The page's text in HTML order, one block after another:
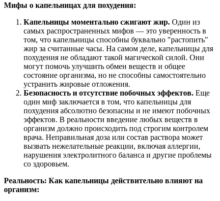
Мифы о капельницах для похудения:
Капельницы моментально сжигают жир. Один из
самых распространенных мифов — это уверенность в
том, что капельницы способны буквально "растопить"
жир за считанные часы. На самом деле, капельницы для
похудения не обладают такой магической силой. Они
могут помочь улучшить обмен веществ и общее
состояние организма, но не способны самостоятельно
устранить жировые отложения.
Безопасность и отсутствие побочных эффектов. Еще
один миф заключается в том, что капельницы для
похудения абсолютно безопасны и не имеют побочных
эффектов. В реальности введение любых веществ в
организм должно происходить под строгим контролем
врача. Неправильная доза или состав раствора может
вызвать нежелательные реакции, включая аллергии,
нарушения электролитного баланса и другие проблемы
со здоровьем.
Реальность: Как капельницы действительно влияют на
организм: